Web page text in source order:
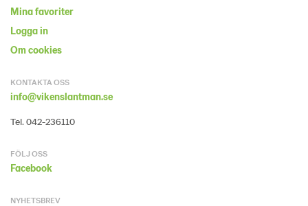
Mina favoriter
Logga in
Om cookies
KONTAKTA OSS
info@vikenslantman.se
Tel. 042-236110
FÖLJ OSS
Facebook
NYHETSBREV